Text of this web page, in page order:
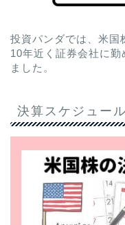
投資パンダでは、米国
10年近く証券会社に
ました。
決算スケジュール